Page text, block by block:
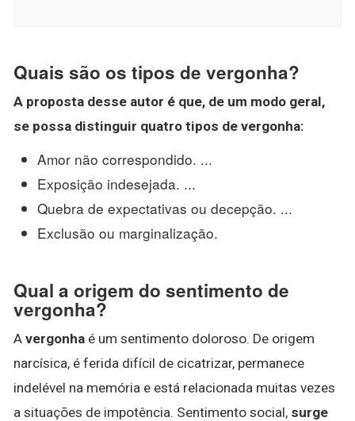
Quais são os tipos de vergonha?
A proposta desse autor é que, de um modo geral,
se possa distinguir quatro tipos de vergonha:
Amor não correspondido. ...
Exposição indesejada. ...
Quebra de expectativas ou decepção. ...
Exclusão ou marginalização.
Qual a origem do sentimento de
vergonha?
A vergonha é um sentimento doloroso. De origem
narcísica, é ferida difícil de cicatrizar, permanece
indelével na memória e está relacionada muitas vezes
a situações de impotência. Sentimento social, surge